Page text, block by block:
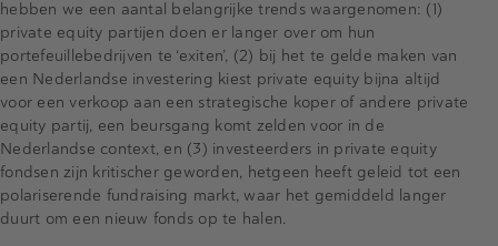
hebben we een aantal belangrijke trends waargenomen: (1)
private equity partijen doen er langer over om hun
portefeuillebedrijven te ‘exiten’, (2) bij het te gelde maken van
een Nederlandse investering kiest private equity bijna altijd
voor een verkoop aan een strategische koper of andere private
equity partij, een beursgang komt zelden voor in de
Nederlandse context, en (3) investeerders in private equity
fondsen zijn kritischer geworden, hetgeen heeft geleid tot een
polariserende fundraising markt, waar het gemiddeld langer
duurt om een nieuw fonds op te halen.